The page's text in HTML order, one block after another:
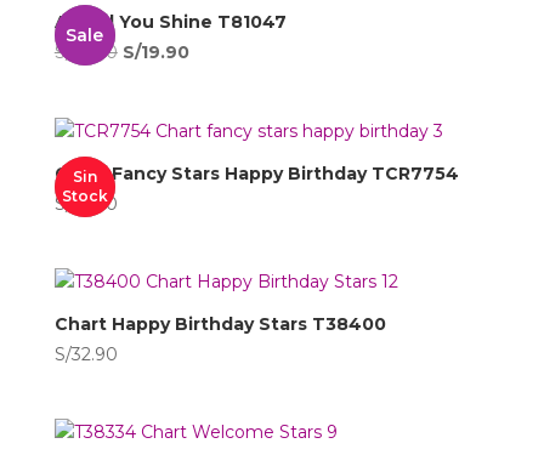
S/35.00.
S/29.90.
Sale
Award You Shine T81047
S/
35.00 El
era:
S/35.00.
S/19.90El
es:
S/19.90.
Sin
Stock
Chart Fancy Stars Happy Birthday TCR7754
S/32.90
Chart Happy Birthday Stars T38400
S/32.90